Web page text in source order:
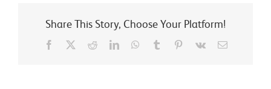
Share This Story, Choose Your Platform!
Facebook RedditLinkedInWhatsApp
Tumblr Pinterest
Vk Email